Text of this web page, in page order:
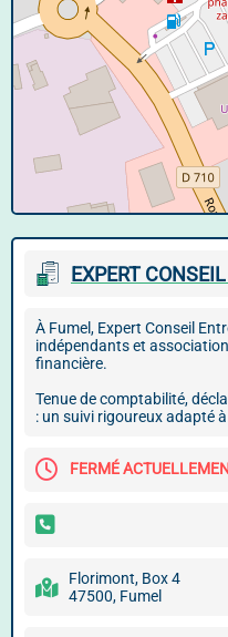
EXPERT
À Fumel, Expert Conseil
indépendants et
financière.
Tenue de comptabilité,
: un suivi rigoureux adapté
FERMÉ
Florimont, Box 4
47500, Fumel